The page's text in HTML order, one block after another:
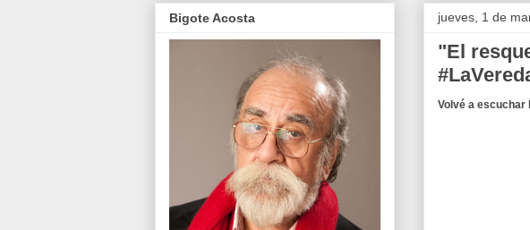
jueves, 1 de
"El
Volvé a escuchar
Bigote Acosta